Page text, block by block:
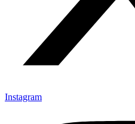
Instagram